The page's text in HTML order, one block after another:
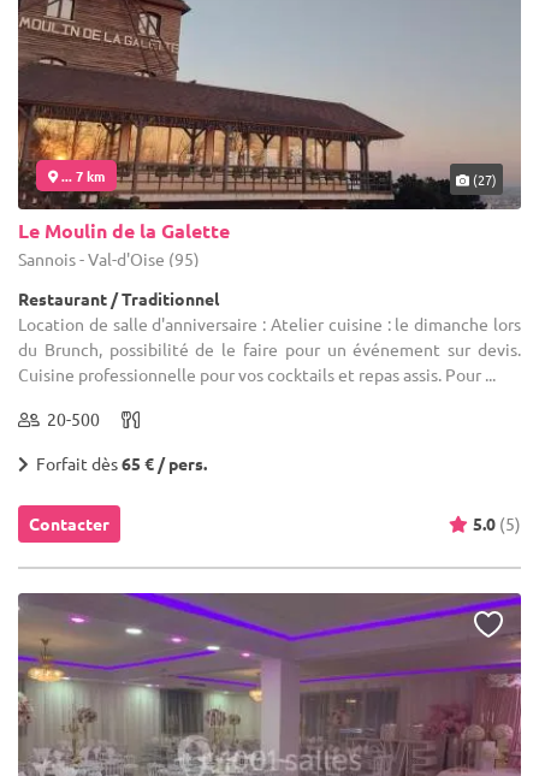
... 7 km (27)
Le Moulin de la Galette
Sannois - Val-d'Oise (95)
Restaurant / Traditionnel
Location de salle d'anniversaire : Atelier cuisine : le dimanche lors
du Brunch, possibilité de le faire pour un événement sur devis.
Cuisine professionnelle pour vos cocktails et repas assis. Pour ...
20-500
Forfait dès65 € / pers.
Contacter 5.0 (5)